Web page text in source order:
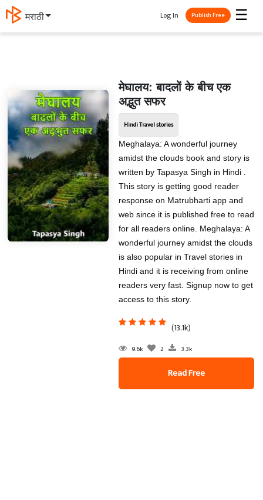
मराठी ☰
Log In Publish Free
मेघालय: बादलों के बीच एक
अद्भुत सफर
Hindi Travel stories
Meghalaya: A wonderful journey
amidst the clouds book and story is
written by Tapasya Singh in Hindi .
This story is getting good reader
response on Matrubharti app and
web since it is published free to read
for all readers online. Meghalaya: A
wonderful journey amidst the clouds
is also popular in Travel stories in
Hindi and it is receiving from online
readers very fast. Signup now to get
access to this story.
(13.1k)
9.6k 2 3.3k
Read Free